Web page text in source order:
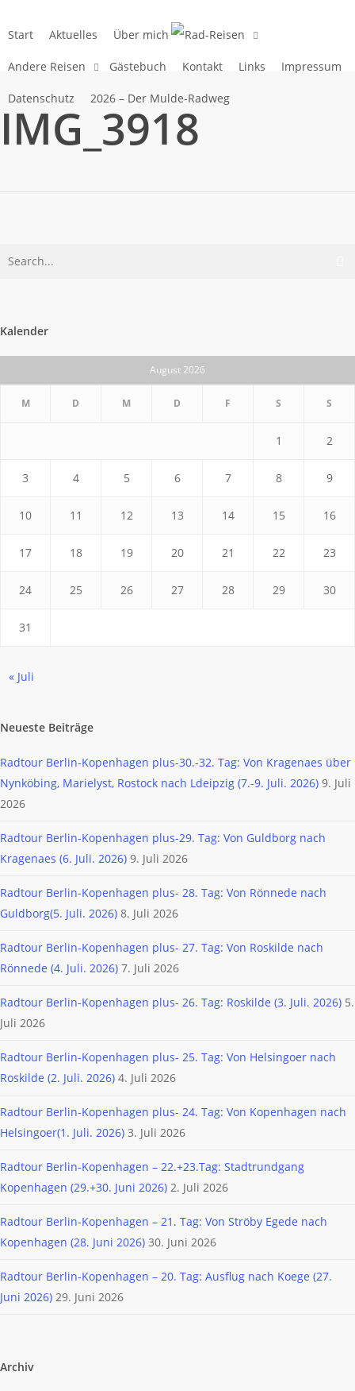
to
content
Start Aktuelles Über mich Rad-Reisen
Andere Reisen Gästebuch Kontakt Links Impressum
Datenschutz 2026 – Der Mulde-Radweg
IMG_3918
Kalender
August 2026
M D M D F S S
1 2
3 4 5 6 7 8 9
10 11 12 13 14 15 16
17 18 19 20 21 22 23
24 25 26 27 28 29 30
31
« Juli
Neueste Beiträge
Radtour Berlin-Kopenhagen plus-30.-32. Tag: Von Kragenaes über
Nynköbing, Marielyst, Rostock nach Ldeipzig (7.-9. Juli. 2026) 9. Juli
2026
Radtour Berlin-Kopenhagen plus-29. Tag: Von Guldborg nach
Kragenaes (6. Juli. 2026) 9. Juli 2026
Radtour Berlin-Kopenhagen plus- 28. Tag: Von Rönnede nach
Guldborg(5. Juli. 2026) 8. Juli 2026
Radtour Berlin-Kopenhagen plus- 27. Tag: Von Roskilde nach
Rönnede (4. Juli. 2026) 7. Juli 2026
Radtour Berlin-Kopenhagen plus- 26. Tag: Roskilde (3. Juli. 2026) 5.
Juli 2026
Radtour Berlin-Kopenhagen plus- 25. Tag: Von Helsingoer nach
Roskilde (2. Juli. 2026) 4. Juli 2026
Radtour Berlin-Kopenhagen plus- 24. Tag: Von Kopenhagen nach
Helsingoer(1. Juli. 2026) 3. Juli 2026
Radtour Berlin-Kopenhagen – 22.+23.Tag: Stadtrundgang
Kopenhagen (29.+30. Juni 2026) 2. Juli 2026
Radtour Berlin-Kopenhagen – 21. Tag: Von Ströby Egede nach
Kopenhagen (28. Juni 2026) 30. Juni 2026
Radtour Berlin-Kopenhagen – 20. Tag: Ausflug nach Koege (27.
Juni 2026) 29. Juni 2026
Archiv